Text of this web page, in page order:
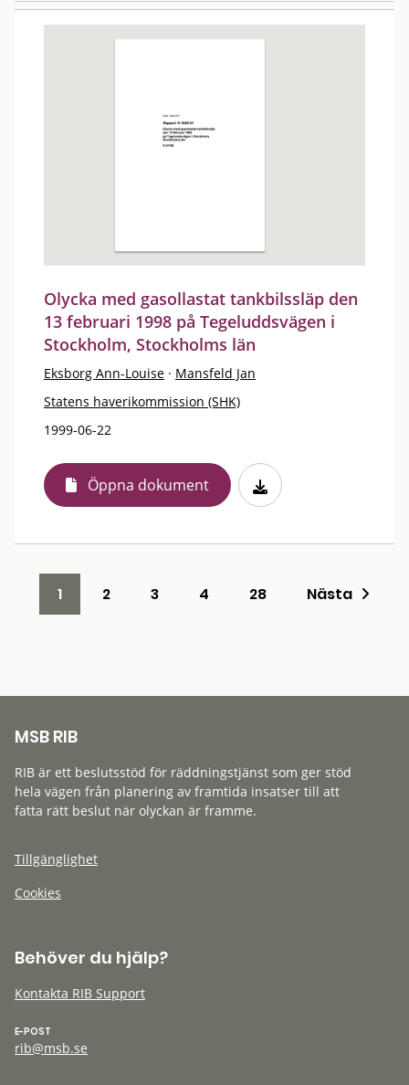
Olycka med gasollastat tankbilssläp den
13 februari 1998 på Tegeluddsvägen i
Stockholm, Stockholms län
Eksborg Ann-Louise · Mansfeld Jan
Statens haverikommission (SHK)
1999-06-22
Öppna dokument
1 2 3 4 28 Nästa
MSB RIB
RIB är ett beslutsstöd för räddningstjänst som ger stöd
hela vägen från planering av framtida insatser till att
fatta rätt beslut när olyckan är framme.
Tillgänglighet
Cookies
Behöver du hjälp?
Kontakta RIB Support
E-POST
rib@msb.se